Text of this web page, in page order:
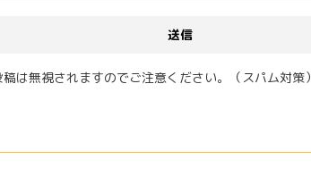
は無視されますのでご注意ください。（スパム対策）